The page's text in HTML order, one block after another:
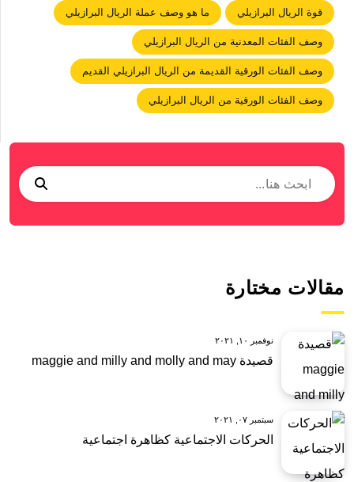
قوة الريال البرازيلي ما هو وصف عملة الريال البرازيلي
وصف الفئات المعدنية من الريال البرازيلي
وصف الفئات الورقية القديمة من الريال البرازيلي القديم
وصف الفئات الورقية من الريال البرازيلي
مقالات مختارة
نوفمبر ١٠, ٢٠٢١
قصيدة maggie and milly and molly and may
سبتمبر ٠٧, ٢٠٢١
الحركات الاجتماعية كظاهرة اجتماعية